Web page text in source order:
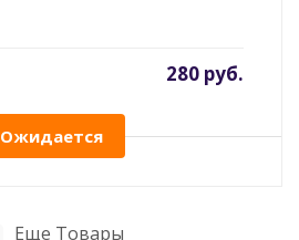
280 руб.
Ожидается
Еще Товары